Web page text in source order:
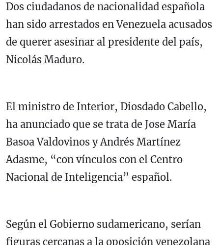
Dos ciudadanos de nacionalidad española
han sido arrestados en Venezuela acusados
de querer asesinar al presidente del país,
Nicolás Maduro.
El ministro de Interior, Diosdado Cabello,
ha anunciado que se trata de Jose María
Basoa Valdovinos y Andrés Martínez
Adasme, “con vínculos con el Centro
Nacional de Inteligencia” español.
Según el Gobierno sudamericano, serían
figuras cercanas a la oposición venezolana